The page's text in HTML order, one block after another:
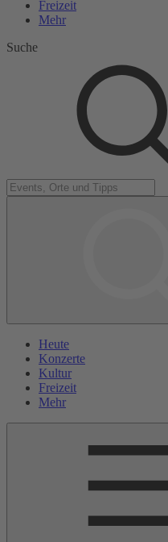
Freizeit
Mehr
Suche
Heute
Konzerte
Kultur
Freizeit
Mehr